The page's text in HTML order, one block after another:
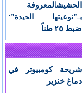
الحشيشالمعروفة
بـ”نوعيتها الجيدة”:
ضبط ٢٥ طناً
شريحة كومبيوتر في
دماغ خنزير